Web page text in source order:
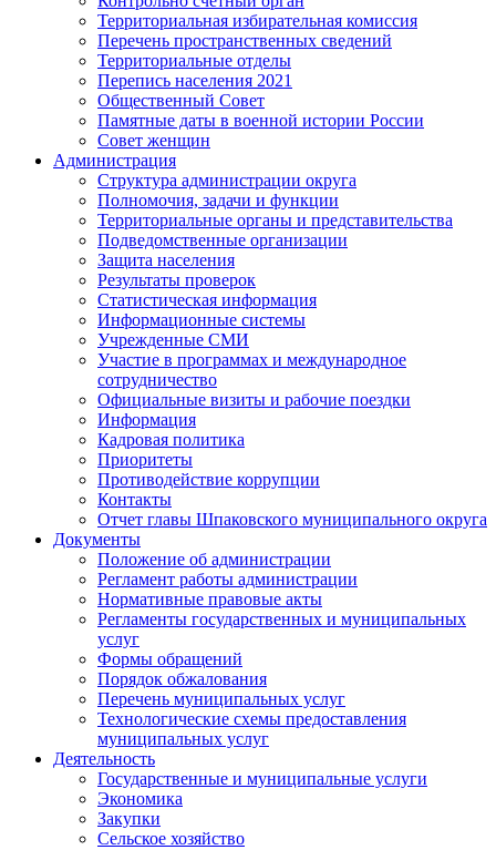
Территориальная избирательная комиссия
Перечень пространственных сведений
Территориальные отделы
Перепись населения 2021
Общественный Совет
Памятные даты в военной истории России
Совет женщин
Администрация
Структура администрации округа
Полномочия, задачи и функции
Территориальные органы и представительства
Подведомственные организации
Защита населения
Результаты проверок
Статистическая информация
Информационные системы
Учрежденные СМИ
Участие в программах и международное
сотрудничество
Официальные визиты и рабочие поездки
Информация
Кадровая политика
Приоритеты
Противодействие коррупции
Контакты
Отчет главы Шпаковского муниципального округа
Документы
Положение об администрации
Регламент работы администрации
Нормативные правовые акты
Регламенты государственных и муниципальных
услуг
Формы обращений
Порядок обжалования
Перечень муниципальных услуг
Технологические схемы предоставления
муниципальных услуг
Деятельность
Государственные и муниципальные услуги
Экономика
Закупки
Сельское хозяйство